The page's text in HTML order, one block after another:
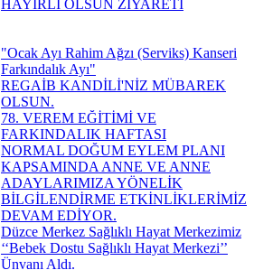
HAYIRLI OLSUN ZİYARETİ
"Ocak Ayı Rahim Ağzı (Serviks) Kanseri
Farkındalık Ayı"
REGAİB KANDİLİ'NİZ MÜBAREK
OLSUN.
78. VEREM EĞİTİMİ VE
FARKINDALIK HAFTASI
NORMAL DOĞUM EYLEM PLANI
KAPSAMINDA ANNE VE ANNE
ADAYLARIMIZA YÖNELİK
BİLGİLENDİRME ETKİNLİKLERİMİZ
DEVAM EDİYOR.
Düzce Merkez Sağlıklı Hayat Merkezimiz
‘‘Bebek Dostu Sağlıklı Hayat Merkezi’’
Ünvanı Aldı.